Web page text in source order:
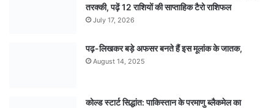
तरक्की, पढ़ें 12 राशियों की साप्ताहिक टैरो राशिफल
July 17, 2026
पढ़-लिखकर बड़े अफसर बनते हैं इस मूलांक के जातक,
August 14, 2025
कोल्ड स्टार्ट सिद्धांत: पाकिस्तान के परमाणु ब्लैकमेल का